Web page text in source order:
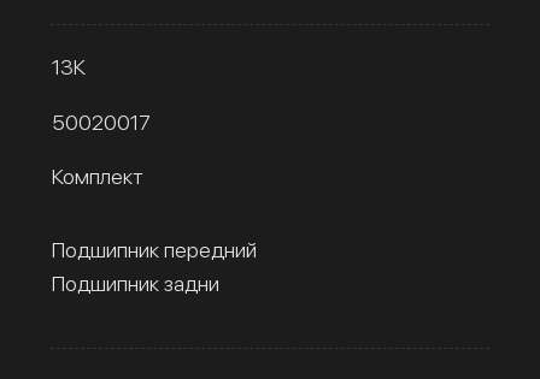
13К
50020017
Комплект
Подшипник передний
Подшипник задни